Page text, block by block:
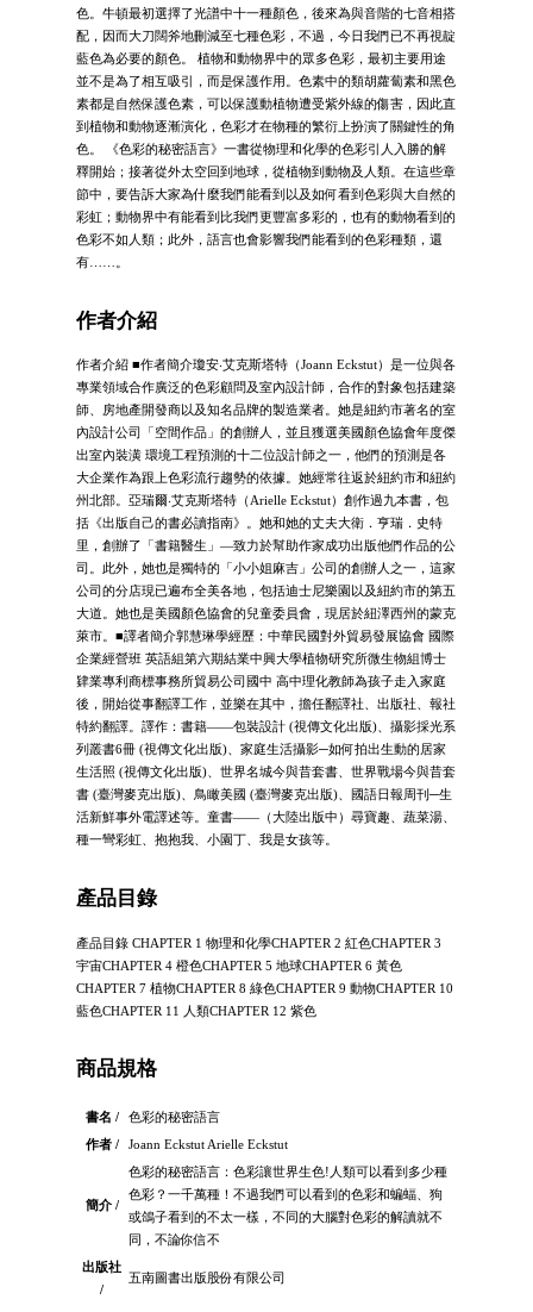
色。牛頓最初選擇了光譜中十一種顏色，後來為與音階的七音相搭
配，因而大刀闊斧地刪減至七種色彩，不過，今日我們已不再視靛
藍色為必要的顏色。 植物和動物界中的眾多色彩，最初主要用途
並不是為了相互吸引，而是保護作用。色素中的類胡蘿蔔素和黑色
素都是自然保護色素，可以保護動植物遭受紫外線的傷害，因此直
到植物和動物逐漸演化，色彩才在物種的繁衍上扮演了關鍵性的角
色。 《色彩的秘密語言》一書從物理和化學的色彩引人入勝的解
釋開始；接著從外太空回到地球，從植物到動物及人類。在這些章
節中，要告訴大家為什麼我們能看到以及如何看到色彩與大自然的
彩虹；動物界中有能看到比我們更豐富多彩的，也有的動物看到的
色彩不如人類；此外，語言也會影響我們能看到的色彩種類，還
有……。
作者介紹
作者介紹 ■作者簡介瓊安‧艾克斯塔特（Joann Eckstut）是一位與各
專業領域合作廣泛的色彩顧問及室內設計師，合作的對象包括建築
師、房地產開發商以及知名品牌的製造業者。她是紐約市著名的室
內設計公司「空間作品」的創辦人，並且獲選美國顏色協會年度傑
出室內裝潢 環境工程預測的十二位設計師之一，他們的預測是各
大企業作為跟上色彩流行趨勢的依據。她經常往返於紐約市和紐約
州北部。亞瑞爾‧艾克斯塔特（Arielle Eckstut）創作過九本書，包
括《出版自己的書必讀指南》。她和她的丈夫大衛．亨瑞．史特
里，創辦了「書籍醫生」―致力於幫助作家成功出版他們作品的公
司。此外，她也是獨特的「小小姐麻吉」公司的創辦人之一，這家
公司的分店現已遍布全美各地，包括迪士尼樂園以及紐約市的第五
大道。她也是美國顏色協會的兒童委員會，現居於紐澤西州的蒙克
萊市。■譯者簡介郭慧琳學經歷：中華民國對外貿易發展協會 國際
企業經營班 英語組第六期結業中興大學植物研究所微生物組博士
肄業專利商標事務所貿易公司國中 高中理化教師為孩子走入家庭
後，開始從事翻譯工作，並樂在其中，擔任翻譯社、出版社、報社
特約翻譯。譯作：書籍——包裝設計 (視傳文化出版)、攝影採光系
列叢書6冊 (視傳文化出版)、家庭生活攝影─如何拍出生動的居家
生活照 (視傳文化出版)、世界名城今與昔套書、世界戰場今與昔套
書 (臺灣麥克出版)、鳥瞰美國 (臺灣麥克出版)、國語日報周刊─生
活新鮮事外電譯述等。童書——（大陸出版中）尋寶趣、蔬菜湯、
種一彎彩虹、抱抱我、小園丁、我是女孩等。
產品目錄
產品目錄 CHAPTER 1 物理和化學CHAPTER 2 紅色CHAPTER 3
宇宙CHAPTER 4 橙色CHAPTER 5 地球CHAPTER 6 黃色
CHAPTER 7 植物CHAPTER 8 綠色CHAPTER 9 動物CHAPTER 10
藍色CHAPTER 11 人類CHAPTER 12 紫色
商品規格
書名 /
色彩的秘密語言
作者 /
Joann Eckstut Arielle Eckstut
簡介 /
色彩的秘密語言：色彩讓世界生色!人類可以看到多少種
色彩？一千萬種！不過我們可以看到的色彩和蝙蝠、狗
或鴿子看到的不太一樣，不同的大腦對色彩的解讀就不
同，不論你信不
出版社
/
五南圖書出版股份有限公司